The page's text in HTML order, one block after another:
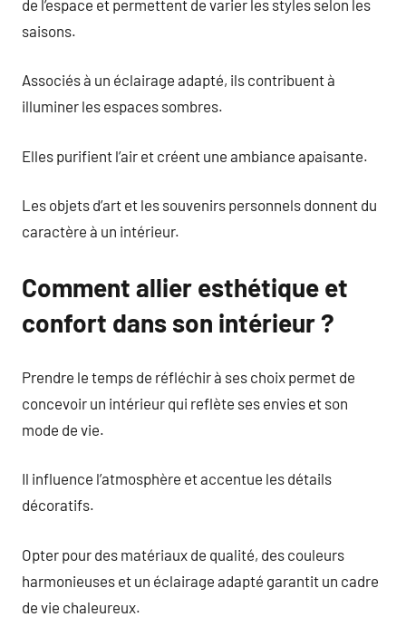
de l’espace et permettent de varier les styles selon les
saisons.
Associés à un éclairage adapté, ils contribuent à
illuminer les espaces sombres.
Elles purifient l’air et créent une ambiance apaisante.
Les objets d’art et les souvenirs personnels donnent du
caractère à un intérieur.
Comment allier esthétique et
confort dans son intérieur ?
Prendre le temps de réfléchir à ses choix permet de
concevoir un intérieur qui reflète ses envies et son
mode de vie.
Il influence l’atmosphère et accentue les détails
décoratifs.
Opter pour des matériaux de qualité, des couleurs
harmonieuses et un éclairage adapté garantit un cadre
de vie chaleureux.